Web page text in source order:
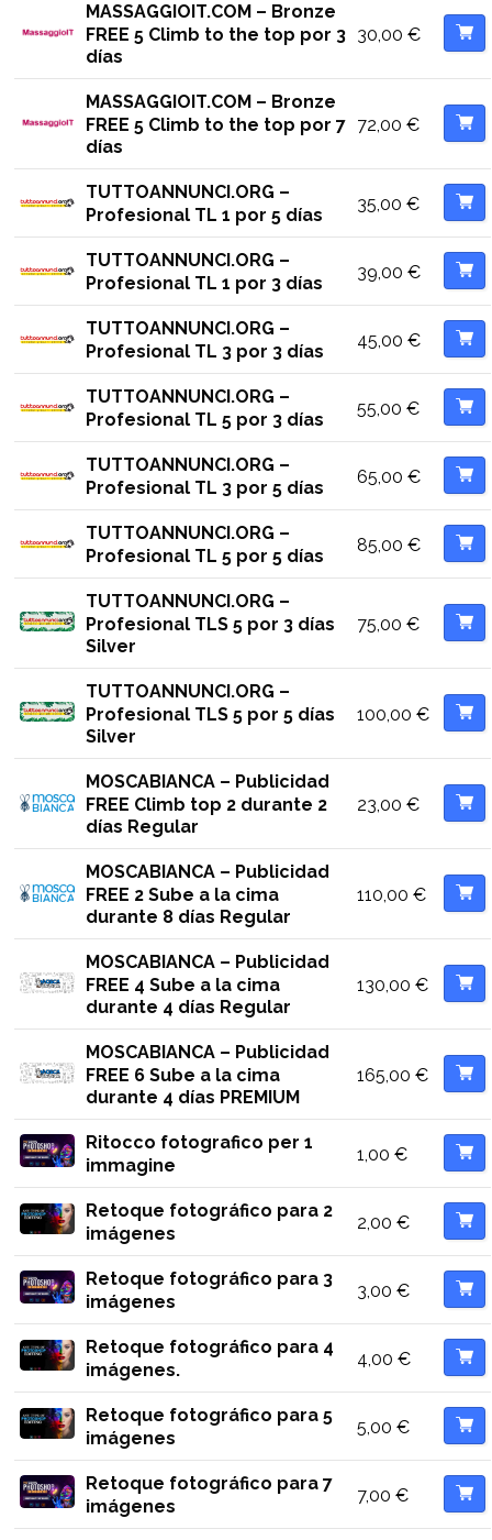
MASSAGGIOIT.COM – Bronze
FREE 5 Climb to the top por 3
días
30,00 €
MASSAGGIOIT.COM – Bronze
FREE 5 Climb to the top por 7
días
72,00 €
TUTTOANNUNCI.ORG –
Profesional TL 1 por 5 días
35,00 €
TUTTOANNUNCI.ORG –
Profesional TL 1 por 3 días
39,00 €
TUTTOANNUNCI.ORG –
Profesional TL 3 por 3 días
45,00 €
TUTTOANNUNCI.ORG –
Profesional TL 5 por 3 días
55,00 €
TUTTOANNUNCI.ORG –
Profesional TL 3 por 5 días
65,00 €
TUTTOANNUNCI.ORG –
Profesional TL 5 por 5 días
85,00 €
TUTTOANNUNCI.ORG –
Profesional TLS 5 por 3 días
Silver
75,00 €
TUTTOANNUNCI.ORG –
Profesional TLS 5 por 5 días
Silver
100,00 €
MOSCABIANCA – Publicidad
FREE Climb top 2 durante 2
días Regular
23,00 €
MOSCABIANCA – Publicidad
FREE 2 Sube a la cima
durante 8 días Regular
110,00 €
MOSCABIANCA – Publicidad
FREE 4 Sube a la cima
durante 4 días Regular
130,00 €
MOSCABIANCA – Publicidad
FREE 6 Sube a la cima
durante 4 días PREMIUM
165,00 €
Ritocco fotografico per 1
immagine
1,00 €
Retoque fotográfico para 2
imágenes
2,00 €
Retoque fotográfico para 3
imágenes
3,00 €
Retoque fotográfico para 4
imágenes.
4,00 €
Retoque fotográfico para 5
imágenes
5,00 €
Retoque fotográfico para 7
imágenes
7,00 €